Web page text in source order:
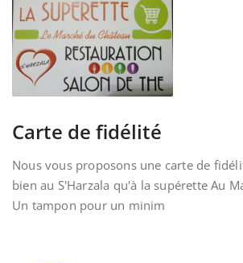
Carte de fidélité
Nous vous proposons une carte de
bien au S'Harzala qu'à la supérette Au
Un tampon pour un minim